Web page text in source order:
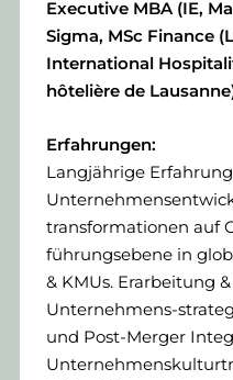
Executive MBA (IE,
Sigma, MSc Finance
International
hôtelière de
Erfahrungen:
Langjährige
transformationen auf
führungsebene in
& KMUs. Erarbeitung
Unternehmens-
und Post-Merger